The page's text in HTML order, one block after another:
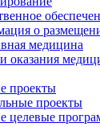
о
медицина
оказания
проекты
проекты
целевые